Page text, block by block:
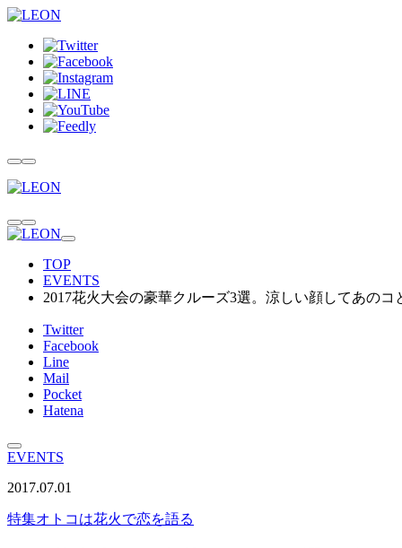
TOP
EVENTS
2017花火大会の豪華クルーズ3選。涼しい顔してあの
Twitter
Facebook
Line
Mail
Pocket
Hatena
EVENTS
2017.07.01
特集オトコは花火で恋を語る